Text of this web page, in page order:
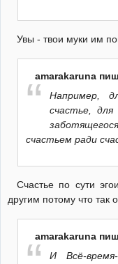
Увы - твои муки им
amarakaruna
Например,
счастье,
счастьем ради
Счастье по сути
другим потому что так
amarakaruna
И Всё-